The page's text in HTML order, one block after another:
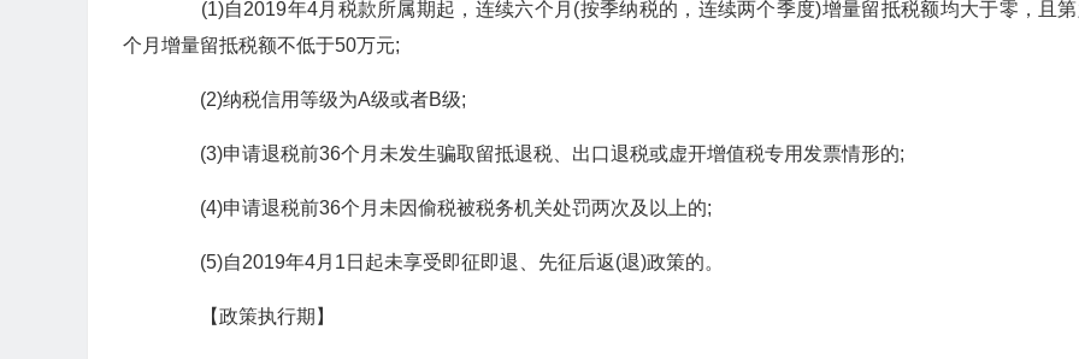
(1)自2019年4月税款所属期起，连续六个月(按季纳税的，连续两个季度)增量留抵税额均大于零，且
个月增量留抵税额不低于50万元;
(2)纳税信用等级为A级或者B级;
(3)申请退税前36个月未发生骗取留抵退税、出口退税或虚开增值税专用发票情形的;
(4)申请退税前36个月未因偷税被税务机关处罚两次及以上的;
(5)自2019年4月1日起未享受即征即退、先征后返(退)政策的。
【政策执行期】